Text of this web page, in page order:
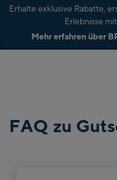
Erhalte exklusive Rabatte,
Erlebnisse
Mehr erfahren über
FAQ zu